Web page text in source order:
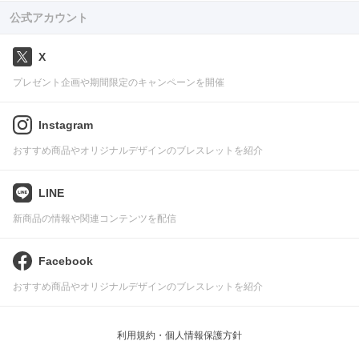
公式アカウント
X
プレゼント企画や期間限定のキャンペーンを開催
Instagram
おすすめ商品やオリジナルデザインのブレスレットを紹介
LINE
新商品の情報や関連コンテンツを配信
Facebook
おすすめ商品やオリジナルデザインのブレスレットを紹介
利用規約・個人情報保護方針